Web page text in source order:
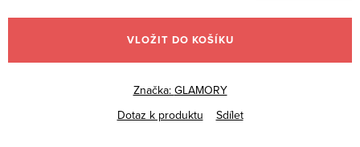
cena:
VLOŽIT DO KOŠÍKU
Značka: GLAMORY
Dotaz k produktu
Sdílet